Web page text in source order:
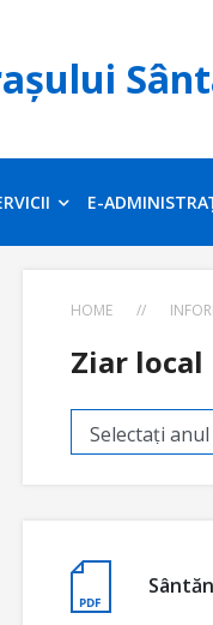
E-
HOME //
Ziar local